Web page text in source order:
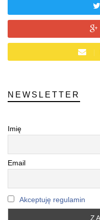
NEWSLETTER
Imię
Email
Akceptuję regulamin